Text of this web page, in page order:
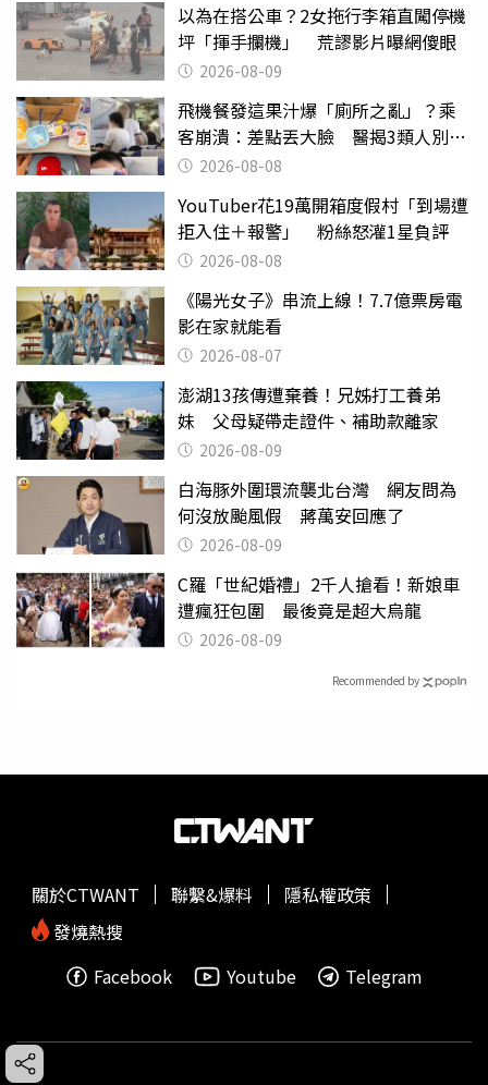
以為在搭公車？2女拖行李箱直闖停機
坪「揮手攔機」 荒謬影片曝網傻眼
2026-08-09
飛機餐發這果汁爆「廁所之亂」？乘
客崩潰：差點丟大臉 醫揭3類人別亂
喝 2026-08-08
YouTuber花19萬開箱度假村「到場遭
拒入住＋報警」 粉絲怒灌1星負評
2026-08-08
《陽光女子》串流上線！7.7億票房電
影在家就能看
2026-08-07
澎湖13孩傳遭棄養！兄姊打工養弟
妹 父母疑帶走證件、補助款離家
2026-08-09
白海豚外圍環流襲北台灣 網友問為
何沒放颱風假 蔣萬安回應了
2026-08-09
C羅「世紀婚禮」2千人搶看！新娘車
遭瘋狂包圍 最後竟是超大烏龍
2026-08-09
Recommended by
關於CTWANT 聯繫&爆料
隱私權政策
發燒熱搜
Facebook
Youtube Telegram